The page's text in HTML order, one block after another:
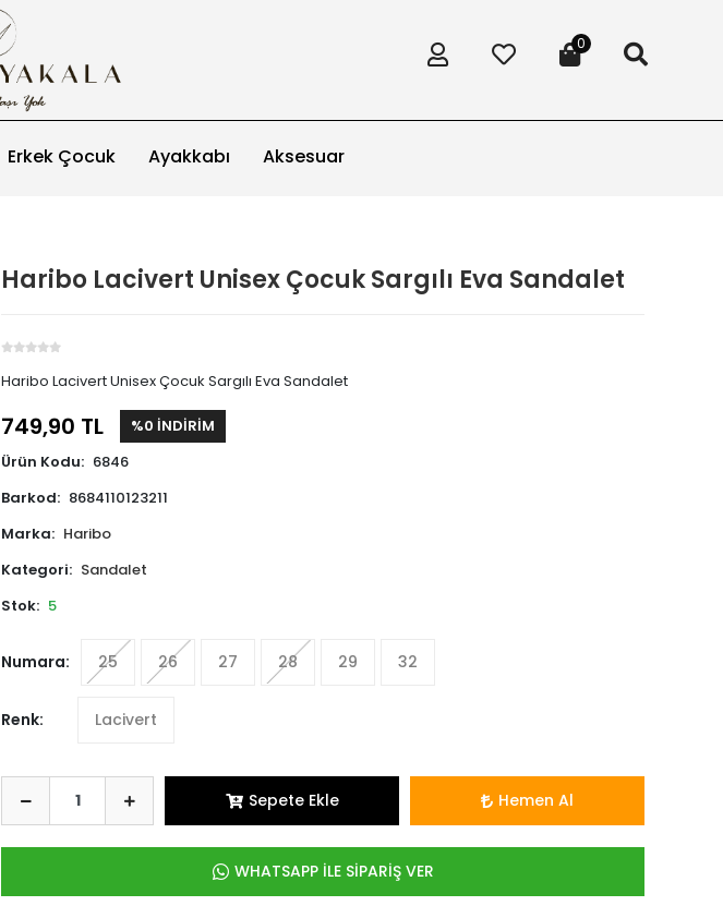
0
Erkek Çocuk Ayakkabı Aksesuar
Haribo Lacivert Unisex Çocuk Sargılı Eva Sandalet
Haribo Lacivert Unisex Çocuk Sargılı Eva Sandalet
749,90 TL
%0 İNDİRİM
Ürün Kodu: 6846
Barkod: 8684110123211
Marka: Haribo
Kategori: Sandalet
Stok: 5
Numara: 25 26 27 28 29 32
Renk: Lacivert
Sepete Ekle Hemen Al
WHATSAPP İLE SİPARİŞ VER